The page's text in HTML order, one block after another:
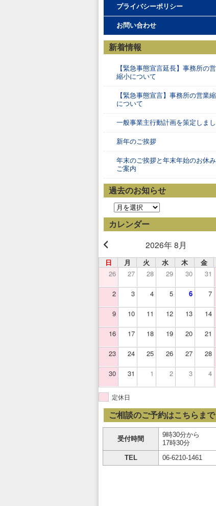
プライバシーポリシー
お問い合わせ
新着情報
【緊急事態宣言延長】事務所の
縮小について
【緊急事態宣言】事務所の営業
について
一般事業主行動計画を策定しま
新年のご挨拶
年末のご挨拶と年末年始のお休
ご案内
過去のお知らせ
お
ら
カレンダー
2026年 8月
日 月 火 水 木 金
26
27 28 29 30 31
2 3 4 5 6 7
9 10 11 12 13 14
16 17 18 19 20 21
23 24 25 26 27 28
30 31 1 2 3 4
定休日
ご相談のご予約はこちらまで
受付時間
9時30分から
17時30分
TEL
06-6210-1461